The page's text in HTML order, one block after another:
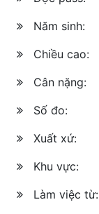
Năm sinh:
Chiều cao:
Cân nặng:
Số đo:
Xuất xứ:
Khu vực:
Làm việc từ: